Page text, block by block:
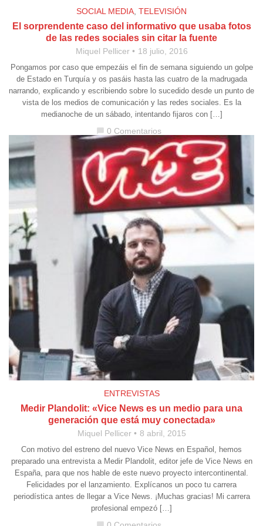
SOCIAL MEDIA TELEVISIÓN
El sorprendente caso del informativo que usaba fotos
de las redes sociales sin citar la fuente
Miquel Pellicer 18 julio, 2016
Pongamos por caso que empezáis el fin de semana siguiendo un golpe
de Estado en Turquía y os pasáis hasta las cuatro de la madrugada
narrando, explicando y escribiendo sobre lo sucedido desde un punto de
vista de los medios de comunicación y las redes sociales. Es la
medianoche de un sábado, intentando fijaros con […]
0 Comentarios
ENTREVISTAS
Medir Plandolit: «Vice News es un medio para una
generación que está muy conectada»
Miquel Pellicer 8 abril, 2015
Con motivo del estreno del nuevo Vice News en Español, hemos
preparado una entrevista a Medir Plandolit, editor jefe de Vice News en
España, para que nos hable de este nuevo proyecto intercontinental.
Felicidades por el lanzamiento. Explícanos un poco tu carrera
periodística antes de llegar a Vice News. ¡Muchas gracias! Mi carrera
profesional empezó […]